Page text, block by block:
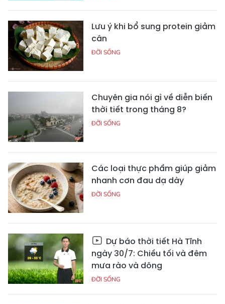
Lưu ý khi bổ sung protein giảm
cân
ĐỜI SỐNG
Chuyên gia nói gì về diễn biến
thời tiết trong tháng 8?
ĐỜI SỐNG
Các loại thực phẩm giúp giảm
nhanh cơn đau dạ dày
ĐỜI SỐNG
Dự báo thời tiết Hà Tĩnh
ngày 30/7: Chiều tối và đêm
mưa rào và dông
ĐỜI SỐNG